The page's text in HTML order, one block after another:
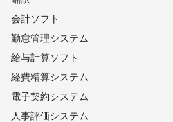
会計ソフト
勤怠管理システム
給与計算ソフト
経費精算システム
電子契約システム
人事評価システム